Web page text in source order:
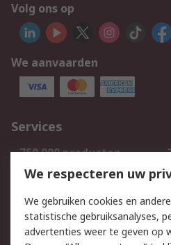
Volg ons op
We aanvaarden
Services
750.000 producten
Bestellen
Track & Trace
We respecteren uw
We gebruiken cookies en
statistische gebruiksanalyses,
advertenties weer te geven op